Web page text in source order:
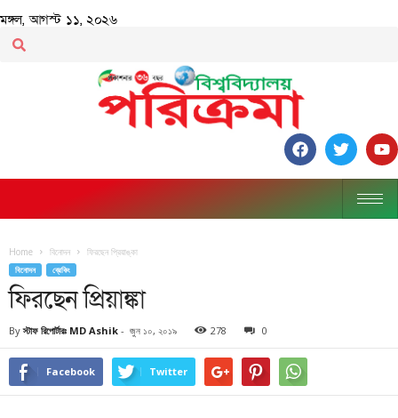
মঙ্গল, আগস্ট ১১, ২০২৬
Home বিনোদন ফিরছেন প্রিয়াঙ্কা
বিনোদন ব্রেকিং
ফিরছেন প্রিয়াঙ্কা
By স্টাফ রিপোর্টারঃ MD Ashik - জুন ১০, ২০১৯ 278 0
Facebook Twitter